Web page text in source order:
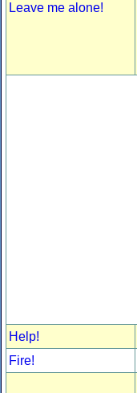
Leave me alone!
Help!
Fire!